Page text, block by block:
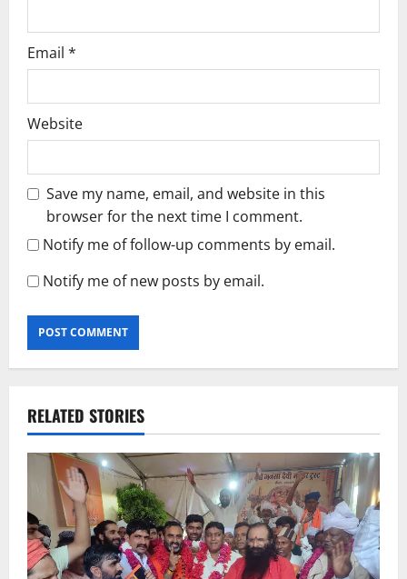
Email *
Website
Save my name, email, and website in this
browser for the next time I comment.
Notify me of follow-up comments by email.
Notify me of new posts by email.
RELATED STORIES